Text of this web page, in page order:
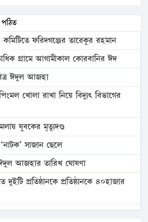
পঠিত
ফরিদগঞ্জের তারেকুর রহমান
গ্রামে আগামীকাল কোরবানির ঈদ
ঈদুল আজহা
খোলা রাখা নিয়ে বিদ্যুৎ বিভাগের
যুবকের মৃত্যুদণ্ড
সাজান ছেলে
আজহার তারিখ ঘোষণা
দুইটি প্রতিষ্ঠানকে প্রতিষ্ঠানকে ৪০হাজার
বাড়ল